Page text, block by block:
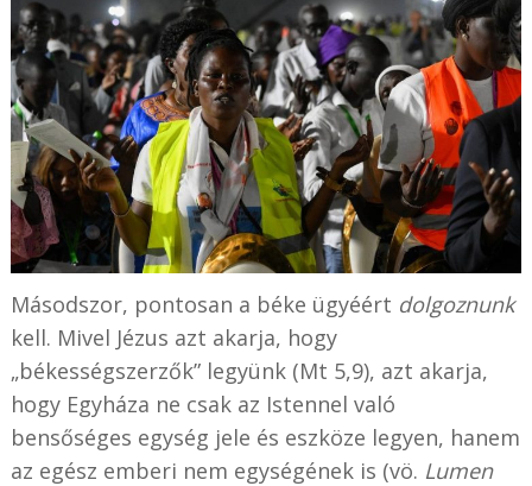
Másodszor, pontosan a béke ügyéért dolgoznunk
kell. Mivel Jézus azt akarja, hogy
„békességszerzők” legyünk (Mt 5,9), azt akarja,
hogy Egyháza ne csak az Istennel való
bensőséges egység jele és eszköze legyen, hanem
az egész emberi nem egységének is (vö. Lumen